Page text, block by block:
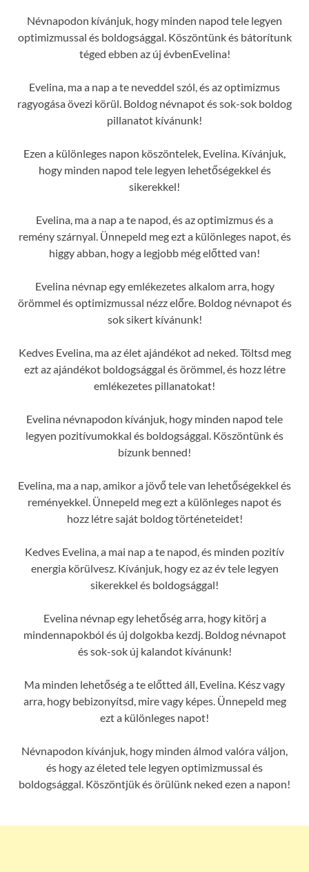
Névnapodon kívánjuk, hogy minden napod tele legyen
optimizmussal és boldogsággal. Köszöntünk és bátorítunk
téged ebben az új évbenEvelina!
Evelina, ma a nap a te neveddel szól, és az optimizmus
ragyogása övezi körül. Boldog névnapot és sok-sok boldog
pillanatot kívánunk!
Ezen a különleges napon köszöntelek, Evelina. Kívánjuk,
hogy minden napod tele legyen lehetőségekkel és
sikerekkel!
Evelina, ma a nap a te napod, és az optimizmus és a
remény szárnyal. Ünnepeld meg ezt a különleges napot, és
higgy abban, hogy a legjobb még előtted van!
Evelina névnap egy emlékezetes alkalom arra, hogy
örömmel és optimizmussal nézz előre. Boldog névnapot és
sok sikert kívánunk!
Kedves Evelina, ma az élet ajándékot ad neked. Töltsd meg
ezt az ajándékot boldogsággal és örömmel, és hozz létre
emlékezetes pillanatokat!
Evelina névnapodon kívánjuk, hogy minden napod tele
legyen pozitívumokkal és boldogsággal. Köszöntünk és
bízunk benned!
Evelina, ma a nap, amikor a jövő tele van lehetőségekkel és
reményekkel. Ünnepeld meg ezt a különleges napot és
hozz létre saját boldog történeteidet!
Kedves Evelina, a mai nap a te napod, és minden pozitív
energia körülvesz. Kívánjuk, hogy ez az év tele legyen
sikerekkel és boldogsággal!
Evelina névnap egy lehetőség arra, hogy kitörj a
mindennapokból és új dolgokba kezdj. Boldog névnapot
és sok-sok új kalandot kívánunk!
Ma minden lehetőség a te előtted áll, Evelina. Kész vagy
arra, hogy bebizonyítsd, mire vagy képes. Ünnepeld meg
ezt a különleges napot!
Névnapodon kívánjuk, hogy minden álmod valóra váljon,
és hogy az életed tele legyen optimizmussal és
boldogsággal. Köszöntjük és örülünk neked ezen a napon!